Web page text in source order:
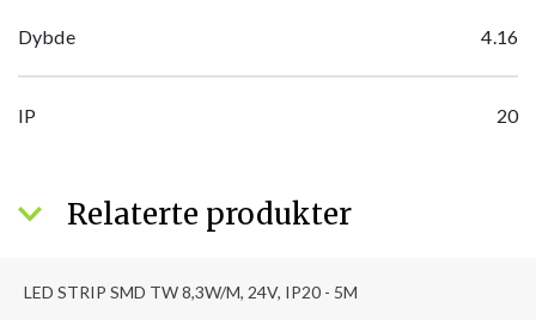
Dybde 4.16
IP 20
Relaterte produkter
LED STRIP SMD TW 8,3W/M, 24V, IP20 - 5M